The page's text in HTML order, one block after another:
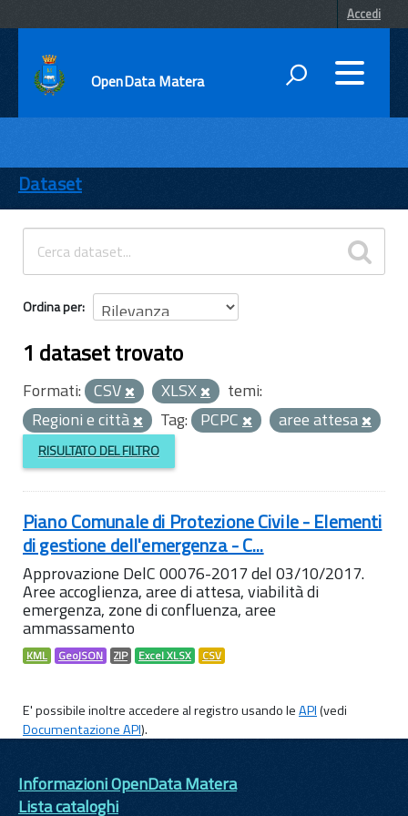
Accedi
OpenData Matera
ENTI
TEMI
INFORMAZIONI
Dataset
Ordina per
1 dataset trovato
Formati: CSV XLSX
temi:
Regioni e città
Tag: PCPC aree attesa
RISULTATO DEL FILTRO
Piano Comunale di Protezione Civile - Elementi
di gestione dell'emergenza - C...
Approvazione DelC 00076-2017 del 03/10/2017.
Aree accoglienza, aree di attesa, viabilità di
emergenza, zone di confluenza, aree
ammassamento
KML GeoJSON ZIP Excel XLSX CSV
E' possibile inoltre accedere al registro usando leAPI(vedi
Documentazione API).
Informazioni OpenData Matera
Lista cataloghi